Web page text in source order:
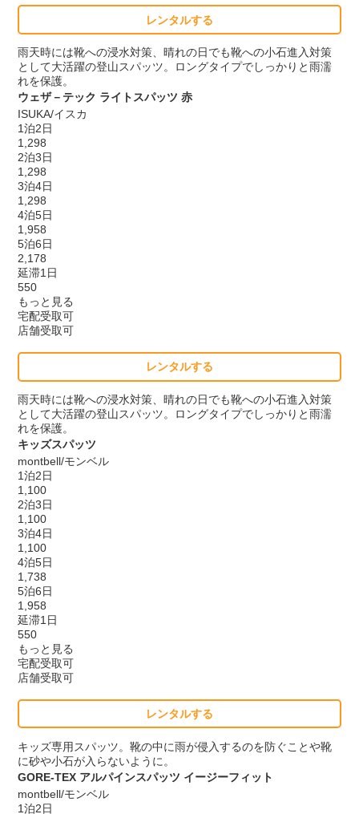
レンタルする
雨天時には靴への浸水対策、晴れの日でも靴への小石進入対策
として大活躍の登山スパッツ。ロングタイプでしっかりと雨濡
れを保護。
ウェザ－テック ライトスパッツ 赤
ISUKA/イスカ
1泊2日
1,298
2泊3日
1,298
3泊4日
1,298
4泊5日
1,958
5泊6日
2,178
延滞1日
550
もっと見る
宅配受取可
店舗受取可
レンタルする
雨天時には靴への浸水対策、晴れの日でも靴への小石進入対策
として大活躍の登山スパッツ。ロングタイプでしっかりと雨濡
れを保護。
キッズスパッツ
montbell/モンベル
1泊2日
1,100
2泊3日
1,100
3泊4日
1,100
4泊5日
1,738
5泊6日
1,958
延滞1日
550
もっと見る
宅配受取可
店舗受取可
レンタルする
キッズ専用スパッツ。靴の中に雨が侵入するのを防ぐことや靴
に砂や小石が入らないように。
GORE-TEX アルパインスパッツ イージーフィット
montbell/モンベル
1泊2日